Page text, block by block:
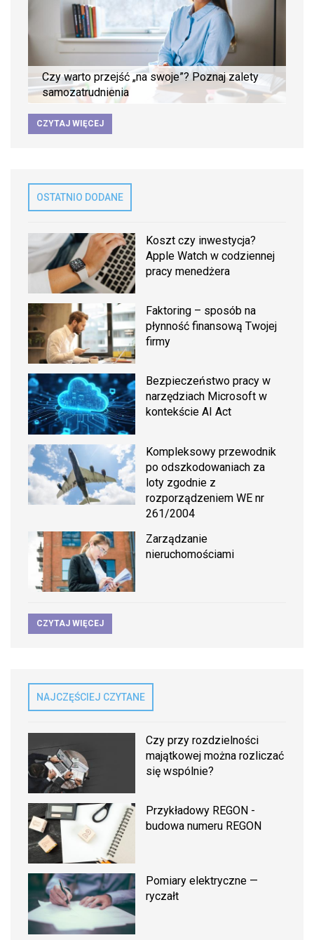
Czy warto przejść „na swoje”? Poznaj zalety
samozatrudnienia
CZYTAJ WIĘCEJ
OSTATNIO DODANE
Koszt czy inwestycja?
Apple Watch w codziennej
pracy menedżera
Faktoring – sposób na
płynność finansową Twojej
firmy
Bezpieczeństwo pracy w
narzędziach Microsoft w
kontekście AI Act
Kompleksowy przewodnik
po odszkodowaniach za
loty zgodnie z
rozporządzeniem WE nr
261/2004
Zarządzanie
nieruchomościami
CZYTAJ WIĘCEJ
NAJCZĘŚCIEJ CZYTANE
Czy przy rozdzielności
majątkowej można rozliczać
się wspólnie?
Przykładowy REGON -
budowa numeru REGON
Pomiary elektryczne —
ryczałt